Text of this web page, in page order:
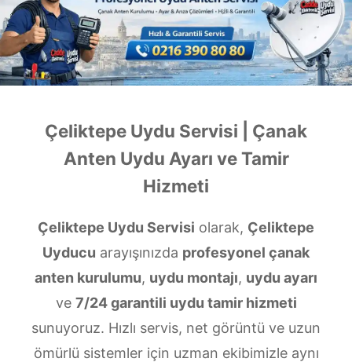
Çeliktepe Uydu Servisi | Çanak
Anten Uydu Ayarı ve Tamir
Hizmeti
Çeliktepe Uydu Servisi olarak, Çeliktepe
Uyducu arayışınızda profesyonel çanak
anten kurulumu, uydu montajı, uydu ayarı
ve 7/24 garantili uydu tamir hizmeti
sunuyoruz. Hızlı servis, net görüntü ve uzun
ömürlü sistemler için uzman ekibimizle aynı